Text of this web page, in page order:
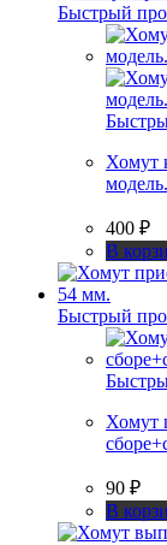
Быстрый
Хомут
модель.
400 ₽
В
Быстрый
Хомут
90 ₽
В